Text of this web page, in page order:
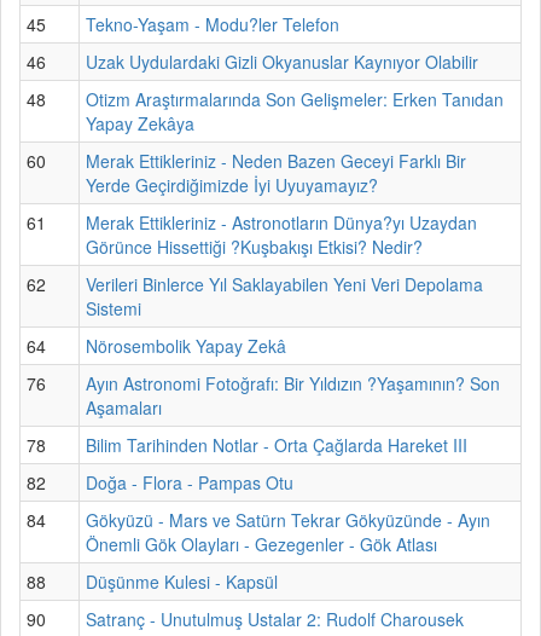
45
Tekno-Yaşam - Modu?ler Telefon
46
Uzak Uydulardaki Gizli Okyanuslar Kaynıyor Olabilir
48
Otizm Araştırmalarında Son Gelişmeler: Erken Tanıdan
Yapay Zekâya
60
Merak Ettikleriniz - Neden Bazen Geceyi Farklı Bir
Yerde Geçirdiğimizde İyi Uyuyamayız?
61
Merak Ettikleriniz - Astronotların Dünya?yı Uzaydan
Görünce Hissettiği ?Kuşbakışı Etkisi? Nedir?
62
Verileri Binlerce Yıl Saklayabilen Yeni Veri Depolama
Sistemi
64
Nörosembolik Yapay Zekâ
76
Ayın Astronomi Fotoğrafı: Bir Yıldızın ?Yaşamının? Son
Aşamaları
78
Bilim Tarihinden Notlar - Orta Çağlarda Hareket III
82
Doğa - Flora - Pampas Otu
84
Gökyüzü - Mars ve Satürn Tekrar Gökyüzünde - Ayın
Önemli Gök Olayları - Gezegenler - Gök Atlası
88
Düşünme Kulesi - Kapsül
90
Satranç - Unutulmuş Ustalar 2: Rudolf Charousek